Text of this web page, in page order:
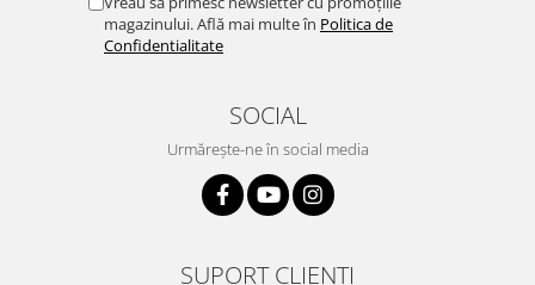
magazinului. Află mai multe în Politica de
Confidentialitate
SOCIAL
Urmărește-ne în social media
SUPORT CLIENȚI